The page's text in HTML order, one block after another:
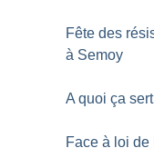
Fête des
à Semoy
A quoi ça
Face à loi de